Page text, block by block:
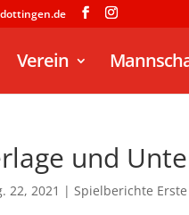
Verein
und
22, 2021 |Spielberichte Erste